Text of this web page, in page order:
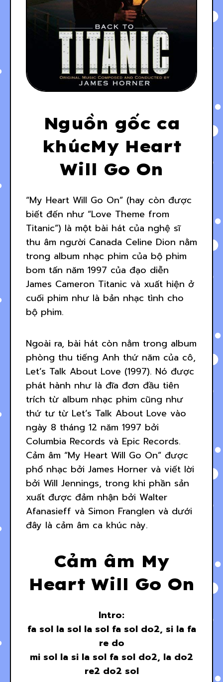
Nguồn gốc ca
khúcMy Heart
Will Go On
“My Heart Will Go On” (hay còn được
biết đến như “Love Theme from
Titanic”) là một bài hát của nghệ sĩ
thu âm người Canada Celine Dion nằm
trong album nhạc phim của bộ phim
bom tấn năm 1997 của đạo diễn
James Cameron Titanic và xuất hiện ở
cuối phim như là bản nhạc tình cho
bộ phim.
Ngoài ra, bài hát còn nằm trong album
phòng thu tiếng Anh thứ năm của cô,
Let’s Talk About Love (1997). Nó được
phát hành như là đĩa đơn đầu tiên
trích từ album nhạc phim cũng như
thứ tư từ Let’s Talk About Love vào
ngày 8 tháng 12 năm 1997 bởi
Columbia Records và Epic Records.
Cảm âm “My Heart Will Go On” được
phổ nhạc bởi James Horner và viết lời
bởi Will Jennings, trong khi phần sản
xuất được đảm nhận bởi Walter
Afanasieff và Simon Franglen và dưới
đây là cảm âm ca khúc này.
Cảm âm My
Heart Will Go On
Intro:
fa sol la sol la sol fa sol do2, si la fa
re do
mi sol la si la sol fa sol do2, la do2
re2 do2 sol